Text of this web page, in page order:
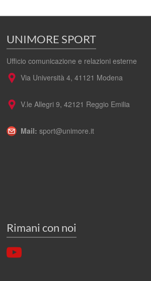
UNIMORE SPORT
Ufficio comunicazione e relazioni esterne
Via Università 4, 41121 Modena
V.le Allegri 9, 42121 Reggio Emilia
Mail:sport@unimore.it
Rimani con noi